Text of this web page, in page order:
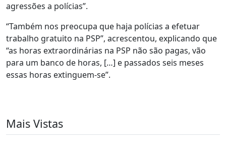
agressões a polícias”.
“Também nos preocupa que haja polícias a efetuar
trabalho gratuito na PSP”, acrescentou, explicando que
“as horas extraordinárias na PSP não são pagas, vão
para um banco de horas, […] e passados seis meses
essas horas extinguem-se”.
Mais Vistas